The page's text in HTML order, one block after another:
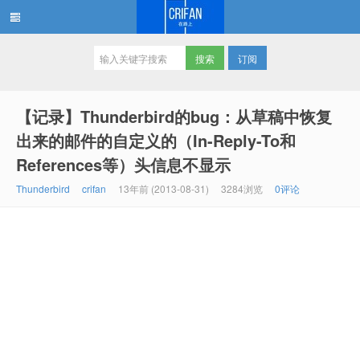
订阅
【记录】Thunderbird的bug：从草稿中恢复
出来的邮件的自定义的（In-Reply-To和
References等）头信息不显示
Thunderbird crifan 13年前 (2013-08-31) 3284浏览 0评论